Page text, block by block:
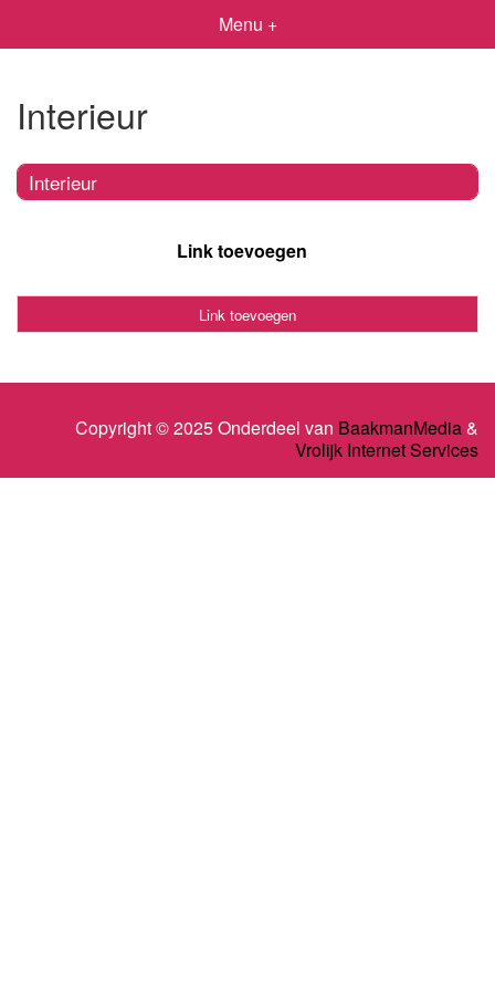
Menu +
Interieur
Interieur
Link toevoegen
Link toevoegen
Copyright © 2025 Onderdeel van BaakmanMedia&
Vrolijk Internet Services